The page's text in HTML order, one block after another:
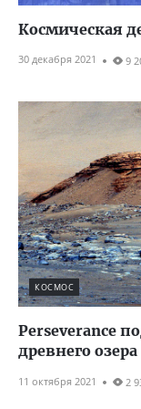
Космическая
30 декабря 2021 9
КОСМОС
Perseverance
древнего
11 октября 2021 2